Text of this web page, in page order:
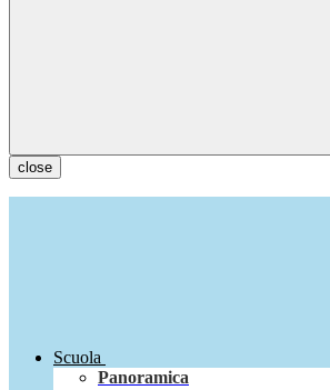
close
Scuola
Panoramica